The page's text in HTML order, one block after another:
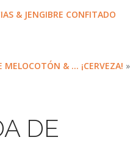
& JENGIBRE CONFITADO
MELOCOTÓN & … ¡CERVEZA! »
DE